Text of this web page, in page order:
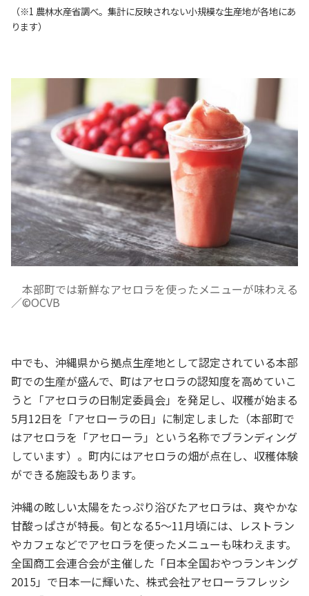
（※1 農林水産省調べ。集計に反映されない小規模な生産地が各地にあ
ります）
本部町では新鮮なアセロラを使ったメニューが味わえる
／©OCVB
中でも、沖縄県から拠点生産地として認定されている本部
町での生産が盛んで、町はアセロラの認知度を高めていこ
うと「アセロラの日制定委員会」を発足し、収穫が始まる
5月12日を「アセローラの日」に制定しました（本部町で
はアセロラを「アセローラ」という名称でブランディング
しています）。町内にはアセロラの畑が点在し、収穫体験
ができる施設もあります。
沖縄の眩しい太陽をたっぷり浴びたアセロラは、爽やかな
甘酸っぱさが特長。旬となる5～11月頃には、レストラン
やカフェなどでアセロラを使ったメニューも味わえます。
全国商工会連合会が主催した「日本全国おやつランキング
2015」で日本一に輝いた、株式会社アセローラフレッシ